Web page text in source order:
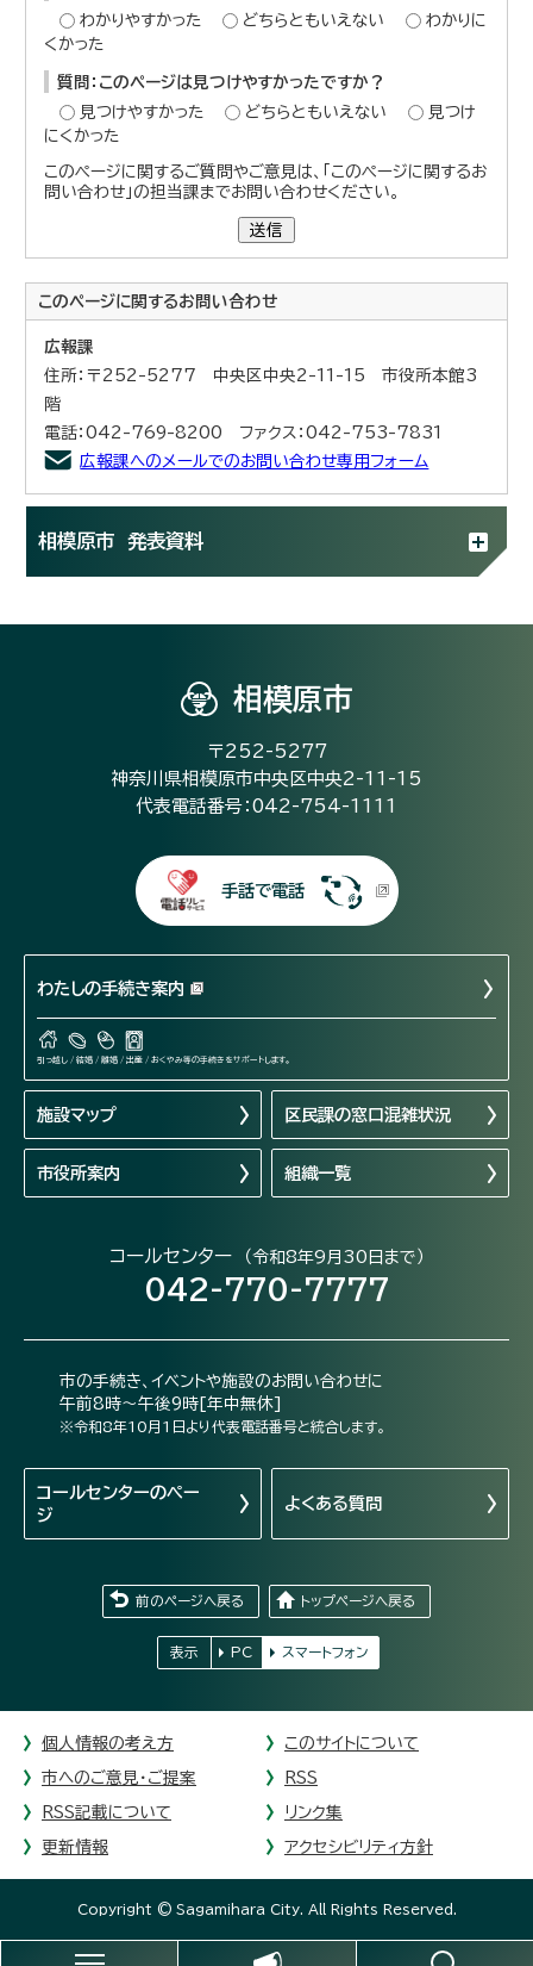
わかりやすかった
どちらともいえない
わかりに
くかった
質問：このページは見つけやすかったですか？
見つけやすかった
どちらともいえない
見つけ
にくかった
このページに関するご質問やご意見は、「このページに関するお
問い合わせ」の担当課までお問い合わせください。
送信
このページに関するお問い合わせ
広報課
住所：〒252-5277 中央区中央2-11-15 市役所本館3
階
電話：042-769-8200 ファクス：042-753-7831
広報課へのメールでのお問い合わせ専用フォーム
相模原市 発表資料
相模原市
〒252-5277
神奈川県相模原市中央区中央2-11-15
代表電話番号：042-754-1111
手話で電話
わたしの手続き案内
引っ越し / 結婚 / 離婚 / 出産 / おくやみ等の手続きをサポートします。
施設マップ 区民課の窓口混雑状況
市役所案内 組織一覧
コールセンター （令和8年9月30日まで）
042-770-7777
市の手続き、イベントや施設のお問い合わせに
午前8時～午後9時[年中無休]
※令和8年10月1日より代表電話番号と統合します。
コールセンターのペー
ジ
よくある質問
前のページへ戻る トップページへ戻る
表示 PC スマートフォン
個人情報の考え方 このサイトについて
市へのご意見・ご提案 RSS
RSS記載について リンク集
更新情報 アクセシビリティ方針
Copyright © Sagamihara City. All Rights Reserved.